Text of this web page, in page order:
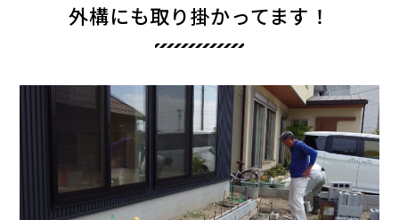
外構にも取り掛かってます！